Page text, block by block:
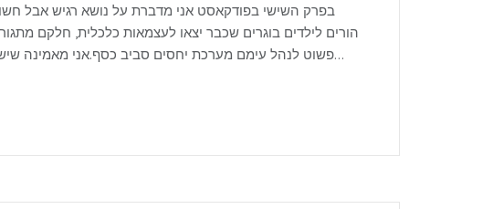
בפרק השישי בפודקאסט אני מדברת על נושא רגיש אבל
הורים לילדים בוגרים שכבר יצאו לעצמאות כלכלית, חלקם
פשוט לנהל עימם מערכת יחסים סביב כסף.אני מאמינה